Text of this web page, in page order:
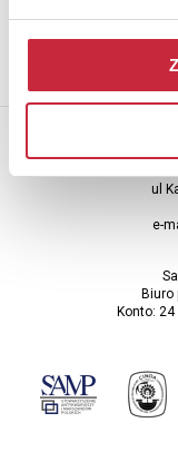
ul
e-
Biuro
Konto: